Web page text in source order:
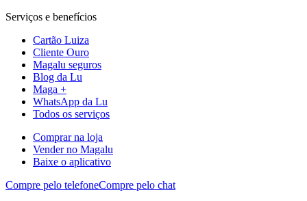
Serviços e benefícios
Cartão Luiza
Cliente Ouro
Magalu seguros
Blog da Lu
Maga +
WhatsApp da Lu
Todos os serviços
Comprar na loja
Vender no Magalu
Baixe o aplicativo
Compre pelo telefoneCompre pelo chat